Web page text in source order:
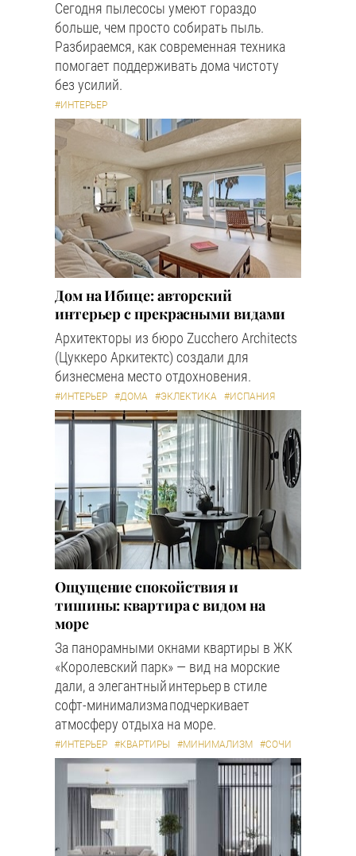
Сегодня пылесосы умеют гораздо
больше, чем просто собирать пыль.
Разбираемся, как современная техника
помогает поддерживать дома чистоту
без усилий.
#ИНТЕРЬЕР
Дом на Ибице: авторский
интерьер с прекрасными видами
Архитекторы из бюро Zucchero Architects
(Цуккеро Аркитектс) создали для
бизнесмена место отдохновения.
#ИНТЕРЬЕР #ДОМА #ЭКЛЕКТИКА #ИСПАНИЯ
Ощущение спокойствия и
тишины: квартира с видом на
море
За панорамными окнами квартиры в ЖК
«Королевский парк» — вид на морские
дали, а элегантный интерьер в стиле
софт-минимализма подчеркивает
атмосферу отдыха на море.
#ИНТЕРЬЕР #КВАРТИРЫ #МИНИМАЛИЗМ #СОЧИ